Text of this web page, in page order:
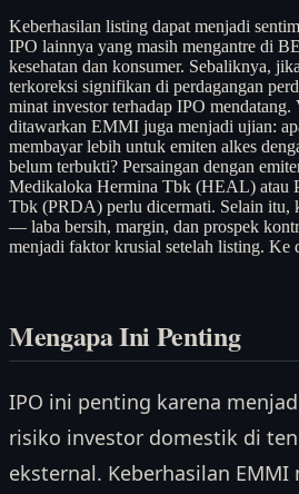
Keberhasilan listing dapat menjadi
IPO lainnya yang masih mengantre di
kesehatan dan konsumer. Sebaliknya,
terkoreksi signifikan di perdagangan
minat investor terhadap IPO mendatang.
ditawarkan EMMI juga menjadi ujian:
membayar lebih untuk emiten alkes
belum terbukti? Persaingan dengan
Medikaloka Hermina Tbk (HEAL) atau
Tbk (PRDA) perlu dicermati. Selain itu,
— laba bersih, margin, dan prospek
menjadi faktor krusial setelah listing. Ke
Mengapa Ini Penting
IPO ini penting karena
risiko investor domestik di
eksternal. Keberhasilan